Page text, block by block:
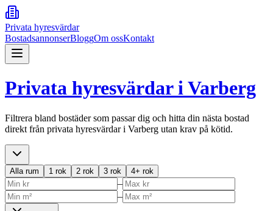
Privata hyresvärdar
BostadsannonserBloggOm ossKontakt
Privata hyresvärdar iVarberg
Filtrera bland bostäder som passar dig och hitta din nästa bostad
direkt från privata hyresvärdar i Varberg utan krav på kötid.
Alla rum 1 rok 2 rok 3 rok 4+ rok
–
–